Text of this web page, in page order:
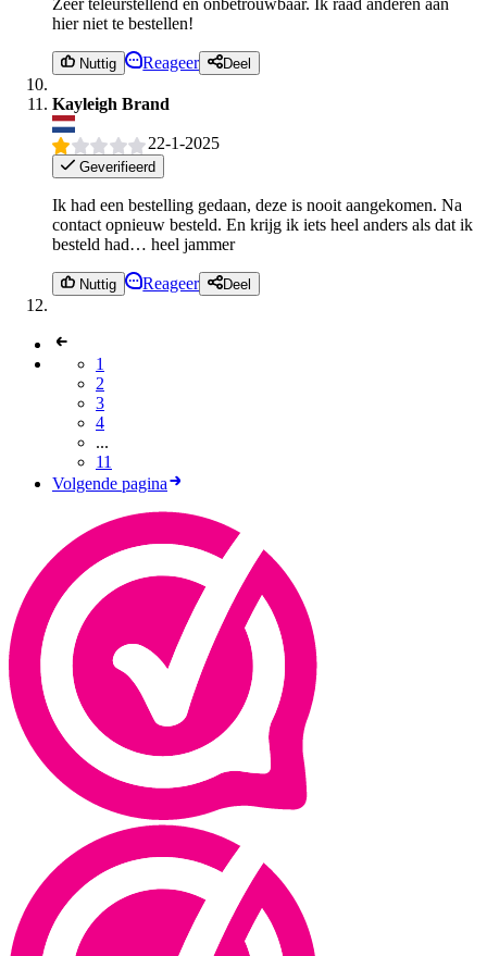
Zeer teleurstellend en onbetrouwbaar. Ik raad anderen aan
hier niet te bestellen!
Nuttig Reageer Deel
Kayleigh Brand
22-1-2025
Geverifieerd
Ik had een bestelling gedaan, deze is nooit aangekomen. Na
contact opnieuw besteld. En krijg ik iets heel anders als dat ik
besteld had… heel jammer
Nuttig Reageer Deel
1
2
3
4
...
11
Volgende pagina